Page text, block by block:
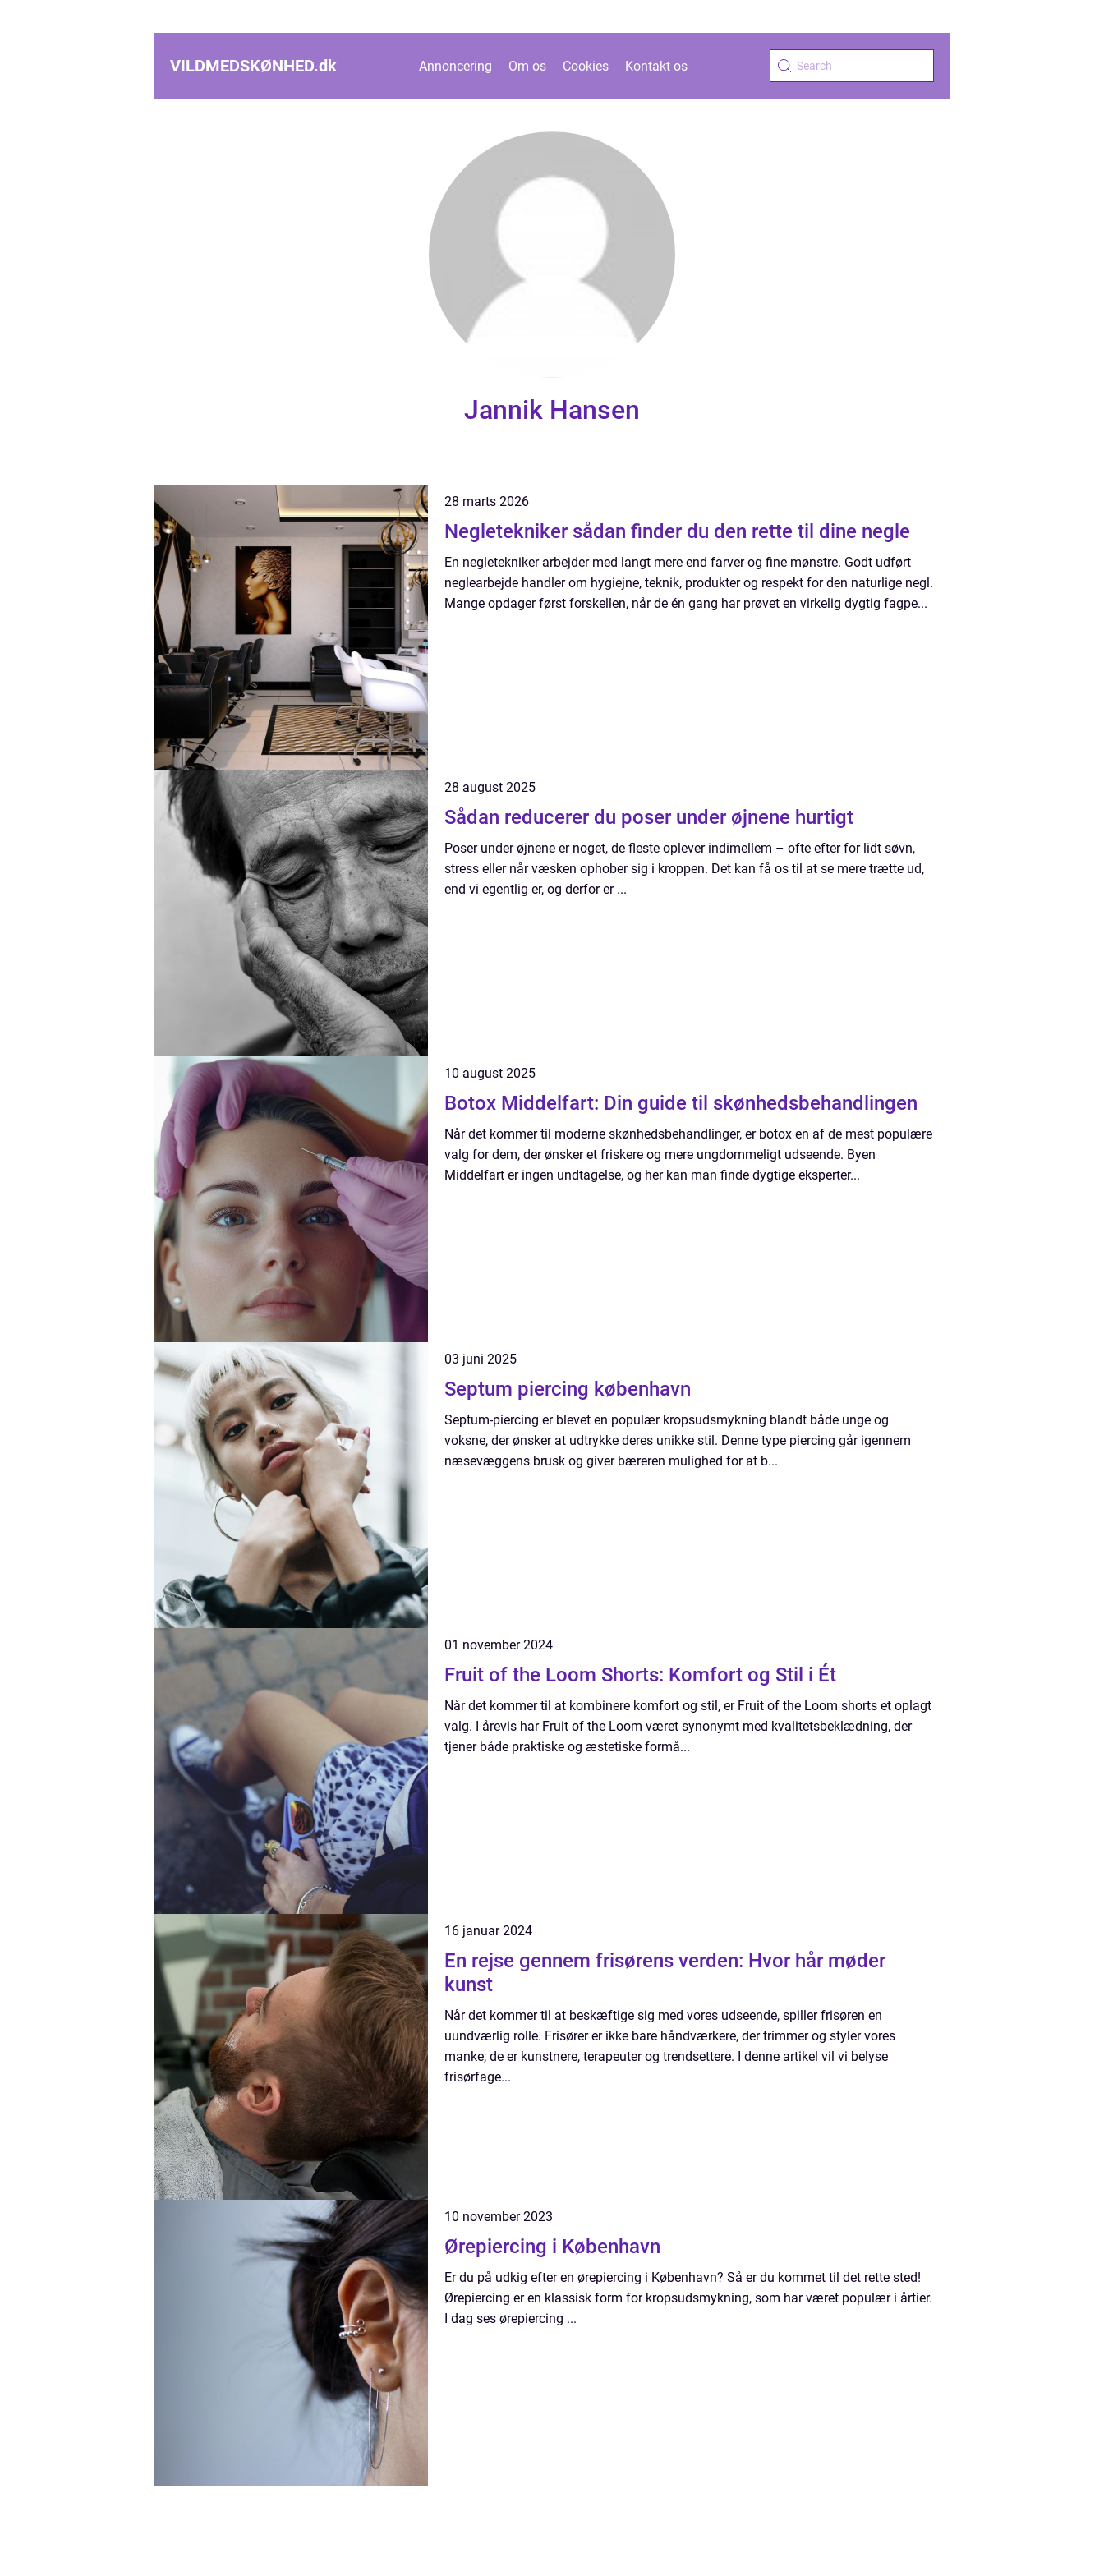
VILDMEDSKØNHED.dk Annoncering Om os Cookies Kontakt os
Jannik Hansen
28 marts 2026
Negletekniker sådan finder du den rette til dine negle
En negletekniker arbejder med langt mere end farver og fine mønstre. Godt udført
neglearbejde handler om hygiejne, teknik, produkter og respekt for den naturlige negl.
Mange opdager først forskellen, når de én gang har prøvet en virkelig dygtig fagpe...
28 august 2025
Sådan reducerer du poser under øjnene hurtigt
Poser under øjnene er noget, de fleste oplever indimellem – ofte efter for lidt søvn,
stress eller når væsken ophober sig i kroppen. Det kan få os til at se mere trætte ud,
end vi egentlig er, og derfor er ...
10 august 2025
Botox Middelfart: Din guide til skønhedsbehandlingen
Når det kommer til moderne skønhedsbehandlinger, er botox en af de mest populære
valg for dem, der ønsker et friskere og mere ungdommeligt udseende. Byen
Middelfart er ingen undtagelse, og her kan man finde dygtige eksperter...
03 juni 2025
Septum piercing københavn
Septum-piercing er blevet en populær kropsudsmykning blandt både unge og
voksne, der ønsker at udtrykke deres unikke stil. Denne type piercing går igennem
næsevæggens brusk og giver bæreren mulighed for at b...
01 november 2024
Fruit of the Loom Shorts: Komfort og Stil i Ét
Når det kommer til at kombinere komfort og stil, er Fruit of the Loom shorts et oplagt
valg. I årevis har Fruit of the Loom været synonymt med kvalitetsbeklædning, der
tjener både praktiske og æstetiske formå...
16 januar 2024
En rejse gennem frisørens verden: Hvor hår møder
kunst
Når det kommer til at beskæftige sig med vores udseende, spiller frisøren en
uundværlig rolle. Frisører er ikke bare håndværkere, der trimmer og styler vores
manke; de er kunstnere, terapeuter og trendsettere. I denne artikel vil vi belyse
frisørfage...
10 november 2023
Ørepiercing i København
Er du på udkig efter en ørepiercing i København? Så er du kommet til det rette sted!
Ørepiercing er en klassisk form for kropsudsmykning, som har været populær i årtier.
I dag ses ørepiercing ...